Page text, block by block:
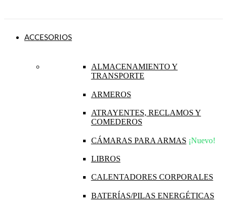
ACCESORIOS
ALMACENAMIENTO Y
TRANSPORTE
ARMEROS
ATRAYENTES, RECLAMOS Y
COMEDEROS
CÁMARAS PARA ARMAS ¡Nuevo!
LIBROS
CALENTADORES CORPORALES
BATERÍAS/PILAS ENERGÉTICAS